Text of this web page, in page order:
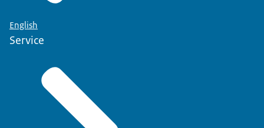
English
Service